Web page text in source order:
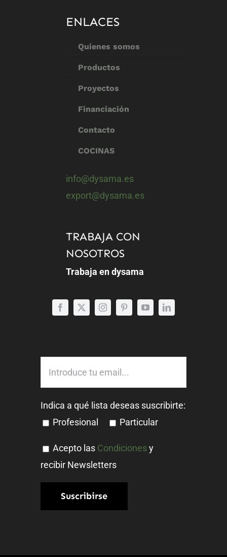
ENLACES
Quienes somos
Productos
Proyectos
Financiación
Contacto
COCINAS
info@dysama.es
export@dysama.es
TRABAJA CON
NOSOTROS
Trabaja en dysama
Indica a qué lista deseas suscribirte:
Profesional
Particular
Acepto las Condicionesy
recibir Newsletters